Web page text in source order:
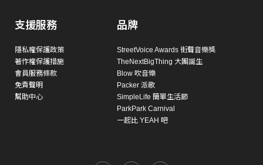
支援服務
隱私權保護政策
著作權保護措施
會員服務條款
免責聲明
幫助中心
品牌
StreetVoice Awards 街聲音樂獎
TheNextBigThing 大團誕生
Blow 吹音樂
Packer 派歌
SimpleLife 簡單生活節
ParkPark Carnival
一起比 YEAH 吧